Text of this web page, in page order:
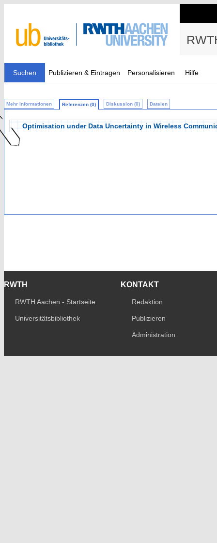
Suchen Publizieren & Eintragen Personalisieren Hilfe
Mehr Informationen Referenzen (0) Diskussion (0) Dateien
Optimisation under Data Uncertainty in Wireless
RWTH
RWTH Aachen - Startseite
Universitätsbibliothek
KONTAKT
Redaktion
Publizieren
Administration